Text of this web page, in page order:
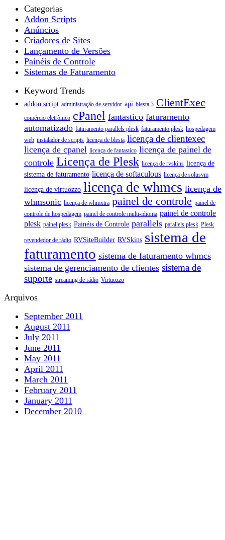
Categorias
Addon Scripts
Anúncios
Criadores de Sites
Lançamento de Versões
Painéis de Controle
Sistemas de Faturamento
Keyword Trends
addon script administração de servidor api blesta 3 ClientExec
comércio eletrônico cPanel fantastico faturamento
automatizado faturamento parallels plesk faturamento plesk hospedagem
web instalador de scripts licença de blesta licença de clientexec
licença de cpanel licença de fantastico licença de painel de
controle Licença de Plesk licença de rvskins licença de
sistema de faturamento licença de softaculous licença de solusvm
licença de virtuozzo licença de whmcs licença de
whmsonic licença de whmxtra painel de controle painel de
controle de hospedagem painel de controle multi-idioma painel de controle
plesk painel plesk Painéis de Controle parallels parallels plesk Plesk
revendedor de rádio RVSiteBuilder RVSkins sistema de
faturamento sistema de faturamento whmcs
sistema de gerenciamento de clientes sistema de
suporte streaming de rádio Virtuozzo
Arquivos
September 2011
August 2011
July 2011
June 2011
May 2011
April 2011
March 2011
February 2011
January 2011
December 2010